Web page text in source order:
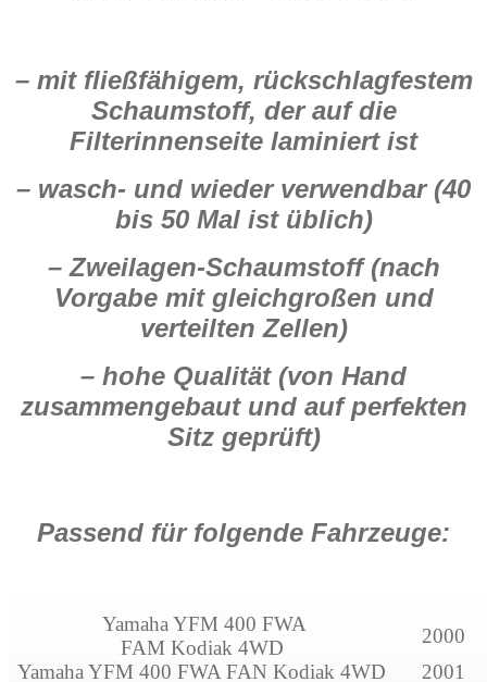
– mit fließfähigem, rückschlagfestem
Schaumstoff, der auf die
Filterinnenseite laminiert ist
– wasch- und wieder verwendbar (40
bis 50 Mal ist üblich)
– Zweilagen-Schaumstoff (nach
Vorgabe mit gleichgroßen und
verteilten Zellen)
– hohe Qualität (von Hand
zusammengebaut und auf perfekten
Sitz geprüft)
Passend für folgende Fahrzeuge:
Yamaha YFM 400 FWA
FAM Kodiak 4WD
2000
Yamaha YFM 400 FWA FAN Kodiak 4WD
2001